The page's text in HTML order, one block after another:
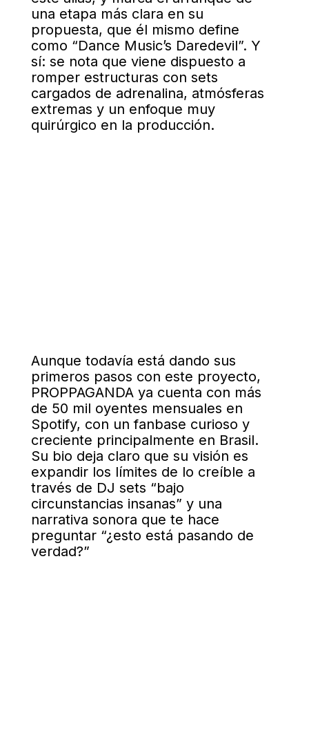
una etapa más clara en su
propuesta, que él mismo define
como “Dance Music’s Daredevil”. Y
sí: se nota que viene dispuesto a
romper estructuras con sets
cargados de adrenalina, atmósferas
extremas y un enfoque muy
quirúrgico en la producción.
Aunque todavía está dando sus
primeros pasos con este proyecto,
PROPPAGANDA ya cuenta con más
de 50 mil oyentes mensuales en
Spotify, con un fanbase curioso y
creciente principalmente en Brasil.
Su bio deja claro que su visión es
expandir los límites de lo creíble a
través de DJ sets “bajo
circunstancias insanas” y una
narrativa sonora que te hace
preguntar “¿esto está pasando de
verdad?”